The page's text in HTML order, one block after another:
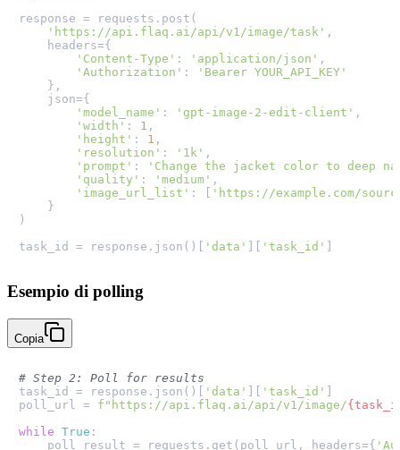
response = requests.post(
'https://api.flaq.ai/api/v1/image/task' ,
    headers={
'Content-Type' : 'application/json' ,
'Authorization' :
'Bearer YOUR_API_KEY'
    },
    json={
'model_name' : 'gpt-image-2-edit-client' ,
'width' : 1 ,
'height' : 1 ,
'resolution' : '1k' ,
'prompt' :
'Change the jacket color to deep
'quality' : 'medium' ,
'image_url_list' : [
'https://example.com/
    }
)
task_id = response.json()[
'data' 'task_id'
Esempio di polling
Copia
# Step 2: Poll for results
task_id = response.json()[
'data' 'task_id'
poll_url = f"https://api.flaq.ai/api/v1/image/
while True :
    poll_result = requests.get(poll_url, headers={